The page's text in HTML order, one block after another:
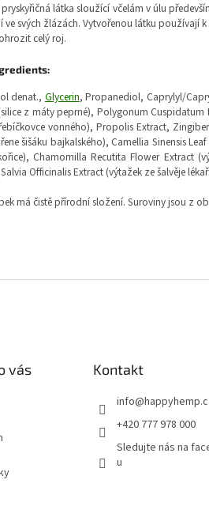
látka sloužící včelám v úlu
ve svých žlázách. Vytvořenou látku používají
celý roj.
denat., Glycerin, Propanediol, Caprylyl/
z máty peprné), Polygonum
vonného), Propolis Extract,
šišáku bajkalského), Camellia Sinensis
Chamomilla Recutita Flower Extract
Officinalis Extract (výtažek ze šalvěje
má čistě přírodní složení. Suroviny jsou z
vás Kontakt
info@
+420 777 978 000
Sledujte nás na
u